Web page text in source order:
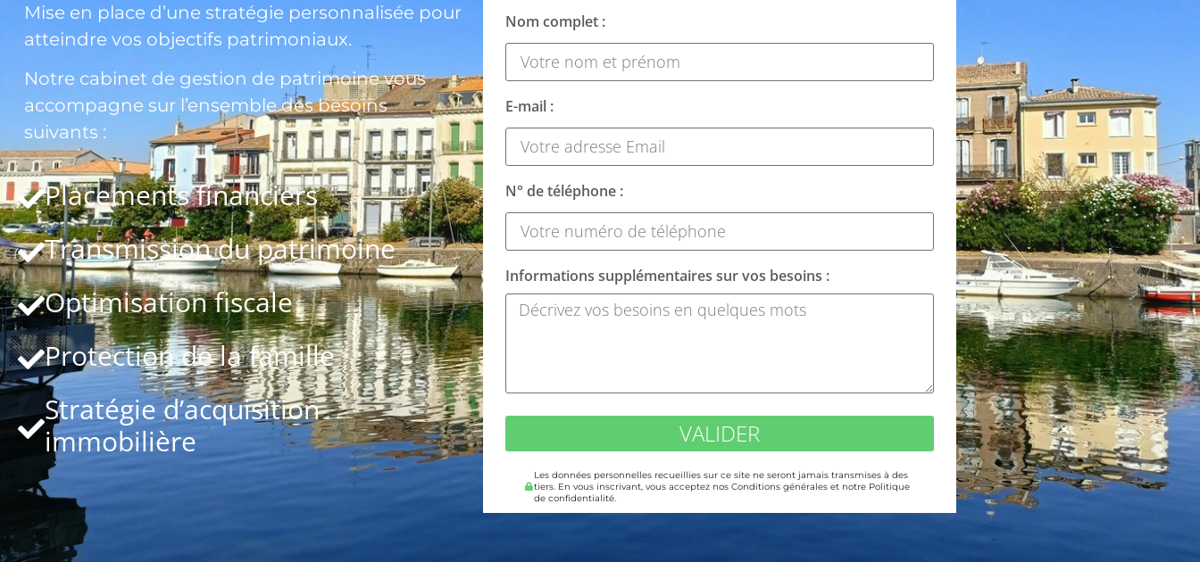
Mise en place d’une stratégie personnalisée pour
atteindre vos objectifs patrimoniaux.
Notre cabinet de gestion de patrimoine vous
accompagne sur l’ensemble des besoins
suivants :
Placements financiers
Transmission du patrimoine
Optimisation fiscale
Protection de la famille
Stratégie d’acquisition
immobilière
Nom complet :
E-mail :
N° de téléphone :
Informations supplémentaires sur vos besoins :
VALIDER
Les données personnelles recueillies sur ce site ne seront jamais transmises à des
tiers. En vous inscrivant, vous acceptez nos Conditions générales et notre Politique
de confidentialité.